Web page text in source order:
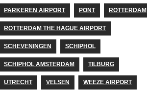
PARKEREN AIRPORT PONT ROTTERDAM
ROTTERDAM THE HAGUE AIRPORT
SCHEVENINGEN SCHIPHOL
SCHIPHOL AMSTERDAM TILBURG
UTRECHT VELSEN WEEZE AIRPORT